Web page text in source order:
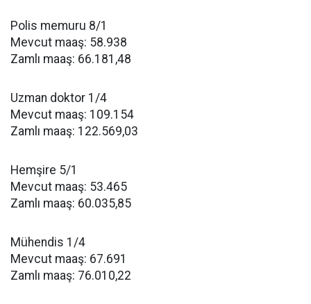
Polis memuru 8/1
Mevcut maaş: 58.938
Zamlı maaş: 66.181,48
Uzman doktor 1/4
Mevcut maaş: 109.154
Zamlı maaş: 122.569,03
Hemşire 5/1
Mevcut maaş: 53.465
Zamlı maaş: 60.035,85
Mühendis 1/4
Mevcut maaş: 67.691
Zamlı maaş: 76.010,22